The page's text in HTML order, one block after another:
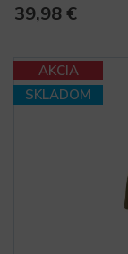
39,98 €
AKCIA
SKLADOM